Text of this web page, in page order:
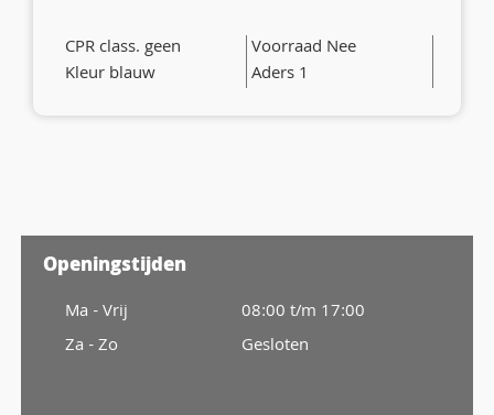
CPR class. geen
Voorraad Nee
Kleur blauw
Aders 1
Openingstijden
Ma - Vrij
Za - Zo
08:00 t/m 17:00
Gesloten